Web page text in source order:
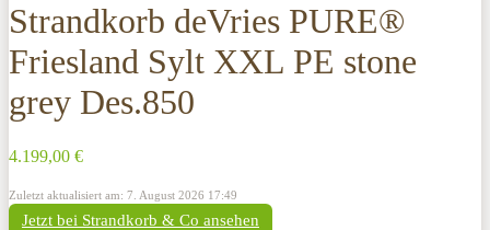
Strandkorb deVries PURE®
Friesland Sylt XXL PE stone
grey Des.850
4.199,00 €
Zuletzt aktualisiert am: 7. August 2026 17:49
Jetzt bei Strandkorb & Co ansehen